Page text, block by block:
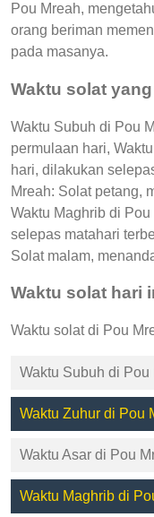
Pou Mreah,
orang beriman
pada masanya.
Waktu solat
Waktu Subuh di Pou
permulaan hari,
hari, dilakukan
Mreah: Solat petang,
Waktu Maghrib di
selepas matahari
Solat malam,
Waktu solat hari
Waktu solat di Pou
Waktu Subuh di Pou
Waktu Zuhur di Pou
Waktu Asar di Pou
Waktu Maghrib di